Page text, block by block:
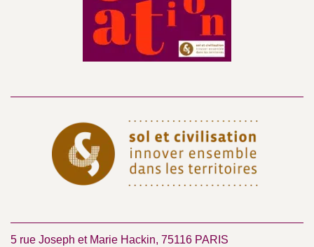
5 rue Joseph et Marie Hackin, 75116 PARIS